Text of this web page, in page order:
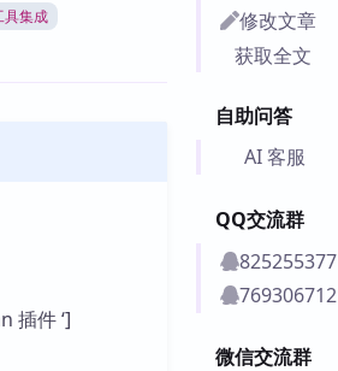
接Top5
Zettelkasten 实践示例
修改文章
获取全文
自助问答
AI 客服
QQ交流群
825255377
769306712
微信交流群
具集成
插件 ‘]